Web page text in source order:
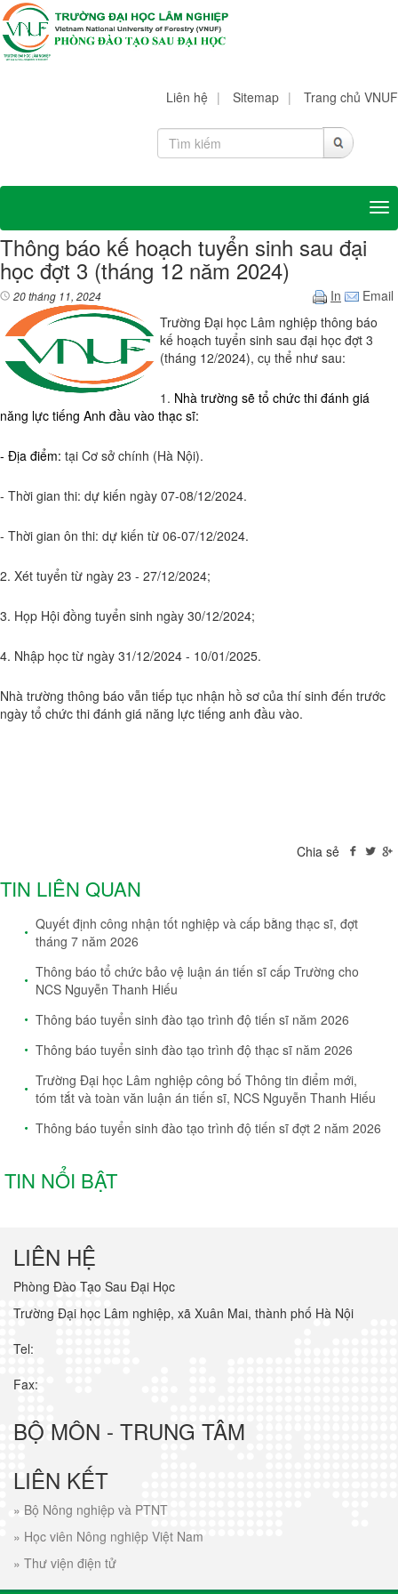
Liên hệ | Sitemap | Trang chủ VNUF
Thông báo kế hoạch tuyển sinh sau đại
học đợt 3 (tháng 12 năm 2024)
20 tháng 11, 2024 In
Email
Trường Đại học Lâm nghiệp thông báo
kế hoạch tuyển sinh sau đại học đợt 3
(tháng 12/2024), cụ thể như sau:
1. Nhà trường sẽ tổ chức thi đánh giá
năng lực tiếng Anh đầu vào thạc sĩ:
- Địa điểm: tại Cơ sở chính (Hà Nội).
- Thời gian thi: dự kiến ngày 07-08/12/2024.
- Thời gian ôn thi: dự kiến từ 06-07/12/2024.
2. Xét tuyển từ ngày 23 - 27/12/2024;
3. Họp Hội đồng tuyển sinh ngày 30/12/2024;
4. Nhập học từ ngày 31/12/2024 - 10/01/2025.
Nhà trường thông báo vẫn tiếp tục nhận hồ sơ của thí sinh đến trước
ngày tổ chức thi đánh giá năng lực tiếng anh đầu vào.
Chia sẻ
TIN LIÊN QUAN
Quyết định công nhận tốt nghiệp và cấp bằng thạc sĩ, đợt
tháng 7 năm 2026
Thông báo tổ chức bảo vệ luận án tiến sĩ cấp Trường cho
NCS Nguyễn Thanh Hiếu
Thông báo tuyển sinh đào tạo trình độ tiến sĩ năm 2026
Thông báo tuyển sinh đào tạo trình độ thạc sĩ năm 2026
Trường Đại học Lâm nghiệp công bố Thông tin điểm mới,
tóm tắt và toàn văn luận án tiến sĩ, NCS Nguyễn Thanh Hiếu
Thông báo tuyển sinh đào tạo trình độ tiến sĩ đợt 2 năm 2026
TIN NỔI BẬT
LIÊN HỆ
Phòng Đào Tạo Sau Đại Học
Trường Đại học Lâm nghiệp, xã Xuân Mai, thành phố Hà Nội
Tel:
Fax:
BỘ MÔN - TRUNG TÂM
LIÊN KẾT
» Bộ Nông nghiệp và PTNT
» Học viên Nông nghiệp Việt Nam
» Thư viện điện tử